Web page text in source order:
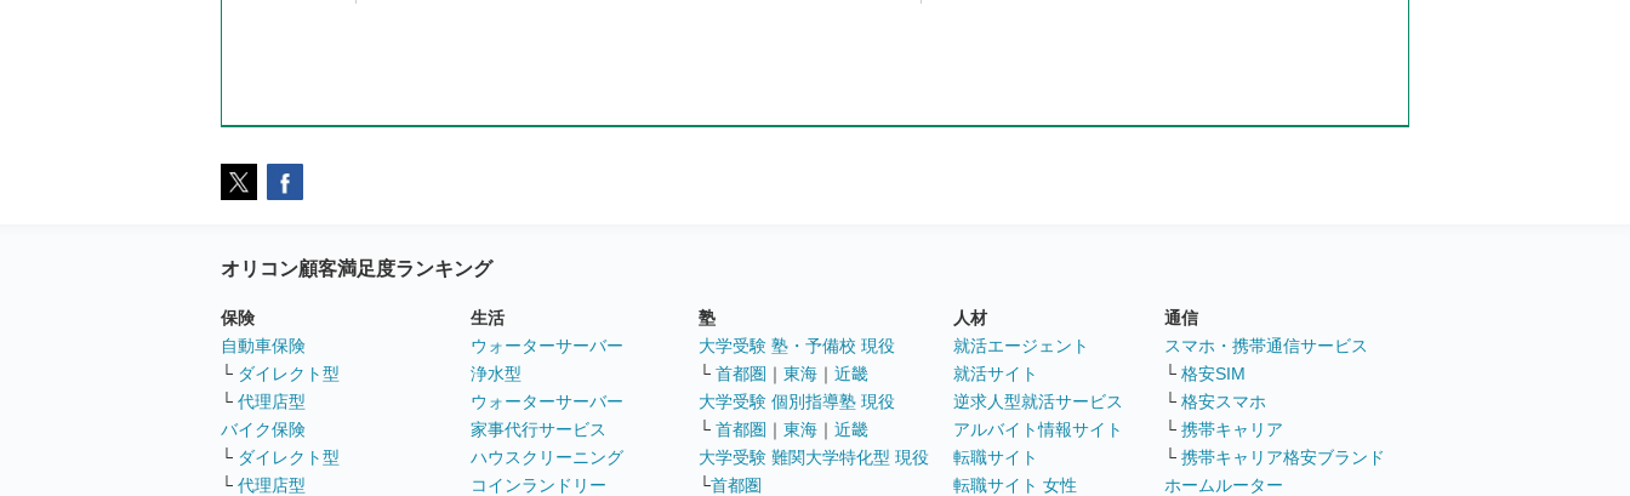
オリコン顧客満足度ランキング
保険
自動車保険
└ ダイレクト型
└ 代理店型
バイク保険
└ ダイレクト型
└ 代理店型
生活
ウォーターサーバー
浄水型
ウォーターサーバー
家事代行サービス
ハウスクリーニング
コインランドリー
塾
大学受験 塾・予備校 現役
└ 首都圏 ｜ 東海 ｜ 近畿
大学受験 個別指導塾 現役
└ 首都圏 ｜ 東海 ｜ 近畿
大学受験 難関大学特化型 現役
└首都圏
人材
就活エージェント
就活サイト
逆求人型就活サービス
アルバイト情報サイト
転職サイト
転職サイト 女性
通信
スマホ・携帯通信サービス
└ 格安SIM
└ 格安スマホ
└ 携帯キャリア
└ 携帯キャリア格安ブランド
ホームルーター